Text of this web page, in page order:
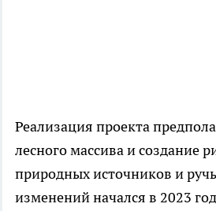
Реализация проекта
лесного массива и создание
природных источников и
изменений начался в 2023